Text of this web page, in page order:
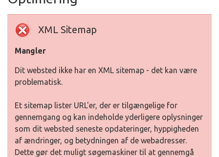
XML Sitemap
Mangler
Dit websted ikke har en XML sitemap - det kan være
problematisk.
Et sitemap lister URL'er, der er tilgængelige for
gennemgang og kan indeholde yderligere oplysninger
som dit websted seneste opdateringer, hyppigheden
af ændringer, og betydningen af de webadresser.
Dette gør det muligt søgemaskiner til at gennemgå